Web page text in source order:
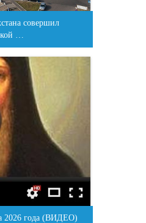
совершил
…
2026 года (ВИДЕО)